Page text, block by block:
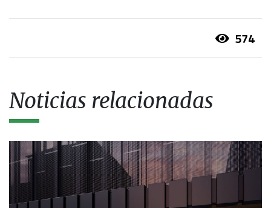
574
Noticias relacionadas